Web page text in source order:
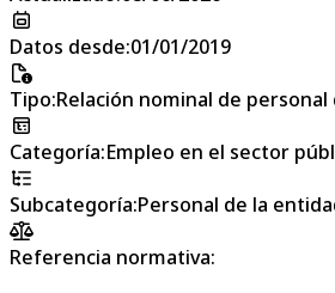
Datos desde:01/01/2019
Tipo:Relación nominal de
Categoría:Empleo en el sector
Subcategoría:Personal de la
Referencia normativa: